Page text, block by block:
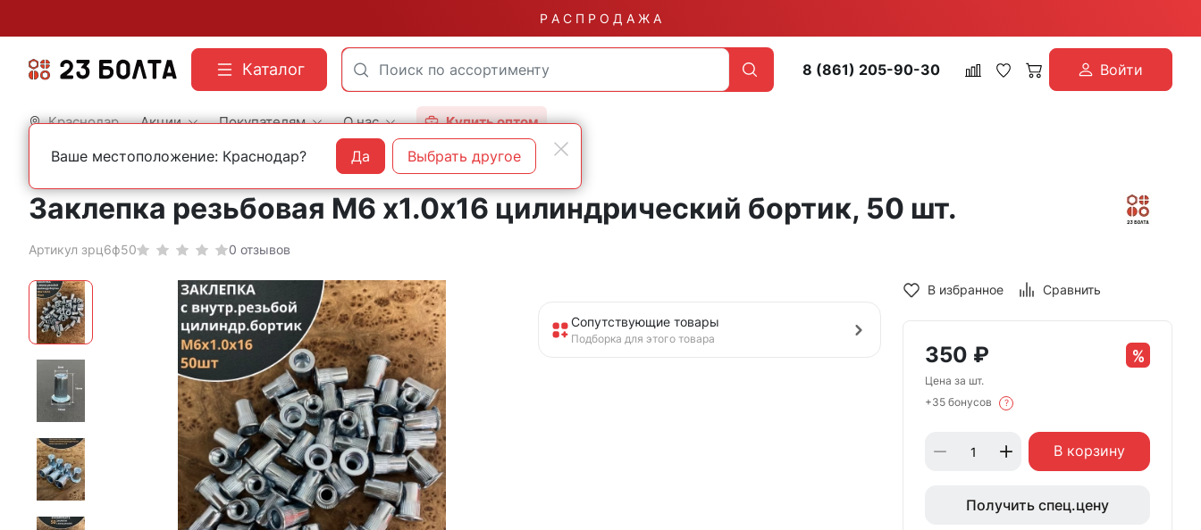
Р А С П Р О Д А Ж А
Каталог 8 (861) 205-90-30 Войти
Краснодар Акции Покупателям О нас Купить оптом
Главная Фасованный крепеж Заклепки
Заклепка резьбовая М6 х1.0х16 цилиндрический бортик, 50 шт.
Артикул зрц6ф50 0 отзывов
Сопутствующие товары
Подборка для этого товара
В избранное Сравнить
350 ₽
Цена за шт.
+35 бонусов
?
В корзину
Получить спец.цену
Ваше местоположение: Краснодар? Да Выбрать другое